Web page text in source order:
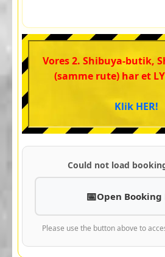
Vores 2. Shibuya-butik,
(samme rute) har et
Klik HER!
Could not load
Open Booking
Please use the button above to